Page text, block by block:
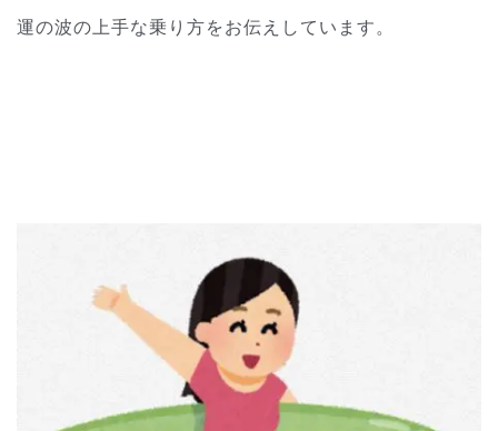
運の波の上手な乗り方をお伝えしています。